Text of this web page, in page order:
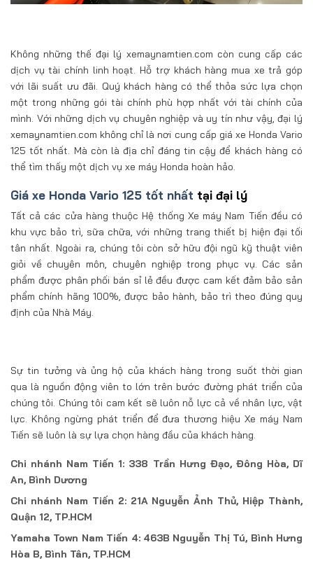
Không những thế đại lý xemaynamtien.com còn cung cấp các
dịch vụ tài chính linh hoạt. Hỗ trợ khách hàng mua xe trả góp
với lãi suất ưu đãi. Quý khách hàng có thể thỏa sức lựa chọn
một trong những gói tài chính phù hợp nhất với tài chính của
mình. Với những dịch vụ chuyên nghiệp và uy tín như vậy, đại lý
xemaynamtien.com không chỉ là nơi cung cấp giá xe Honda Vario
125 tốt nhất. Mà còn là địa chỉ đáng tin cậy để khách hàng có
thể tìm thấy một dịch vụ xe máy Honda hoàn hảo.
Giá xe Honda Vario 125 tốt nhất tại đại lý
Tất cả các cửa hàng thuộc Hệ thống Xe máy Nam Tiến đều có
khu vực bảo trì, sữa chữa, với những trang thiết bị hiện đại tối
tân nhất. Ngoài ra, chúng tôi còn sở hữu đội ngũ kỹ thuật viên
giỏi về chuyên môn, chuyên nghiệp trong phục vụ. Các sản
phẩm được phân phối bán sỉ lẻ đều được cam kết đảm bảo sản
phẩm chính hãng 100%, được bảo hành, bảo trì theo đúng quy
định của Nhà Máy.
Sự tin tưởng và ủng hộ của khách hàng trong suốt thời gian
qua là nguồn động viên to lớn trên bước đường phát triển của
chúng tôi. Chúng tôi cam kết sẽ luôn nỗ lực cả về nhân lực, vật
lực. Không ngừng phát triển để đưa thương hiệu Xe máy Nam
Tiến sẽ luôn là sự lựa chọn hàng đầu của khách hàng.
Chi nhánh Nam Tiến 1: 338 Trần Hưng Đạo, Đông Hòa, Dĩ
An, Bình Dương
Chi nhánh Nam Tiến 2: 21A Nguyễn Ảnh Thủ, Hiệp Thành,
Quận 12, TP.HCM
Yamaha Town Nam Tiến 4: 463B Nguyễn Thị Tú, Bình Hưng
Hòa B, Bình Tân, TP.HCM